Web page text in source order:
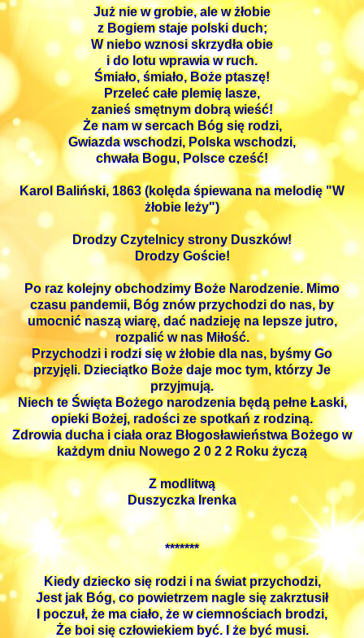
Już nie w grobie, ale w żłobie
z Bogiem staje polski duch;
W niebo wznosi skrzydła obie
i do lotu wprawia w ruch.
Śmiało, śmiało, Boże ptaszę!
Przeleć całe plemię lasze,
zanieś smętnym dobrą wieść!
Że nam w sercach Bóg się rodzi,
Gwiazda wschodzi, Polska wschodzi,
chwała Bogu, Polsce cześć!
Karol Baliński, 1863 (kolęda śpiewana na melodię "W
żłobie leży")
Drodzy Czytelnicy strony Duszków!
Drodzy Goście!
Po raz kolejny obchodzimy Boże Narodzenie. Mimo
czasu pandemii, Bóg znów przychodzi do nas, by
umocnić naszą wiarę, dać nadzieję na lepsze jutro,
rozpalić w nas Miłość.
Przychodzi i rodzi się w żłobie dla nas, byśmy Go
przyjęli. Dzieciątko Boże daje moc tym, którzy Je
przyjmują.
Niech te Święta Bożego narodzenia będą pełne Łaski,
opieki Bożej, radości ze spotkań z rodziną.
Zdrowia ducha i ciała oraz Błogosławieństwa Bożego w
każdym dniu Nowego 2 0 2 2 Roku życzą
Z modlitwą
Duszyczka Irenka
*******
Kiedy dziecko się rodzi i na świat przychodzi,
Jest jak Bóg, co powietrzem nagle się zakrztusił
I poczuł, że ma ciało, że w ciemnościach brodzi,
Że boi się człowiekiem być. I że być musi.